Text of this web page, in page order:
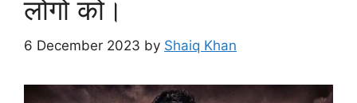
लोगो को।
6 December 2023 by Shaiq Khan